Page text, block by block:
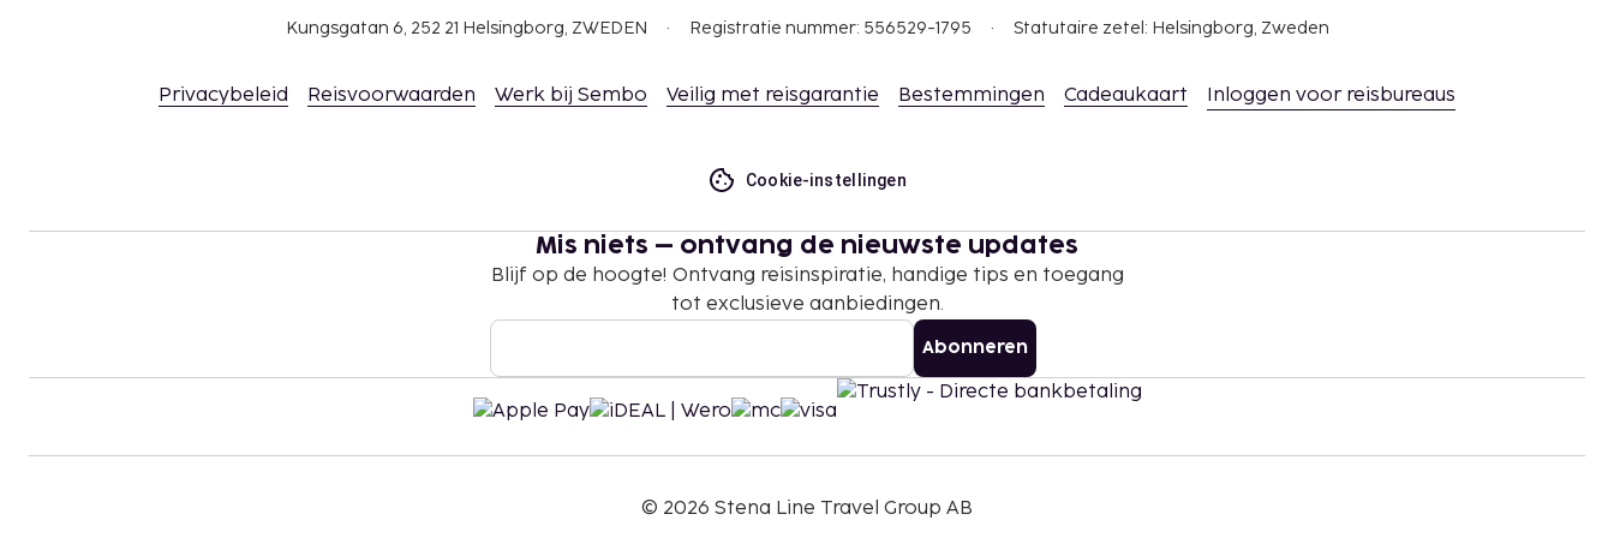
Kungsgatan 6, 252 21 Helsingborg, ZWEDEN Registratie nummer: 556529-1795 Statutaire zetel: Helsingborg, Zweden
Privacybeleid Reisvoorwaarden Werk bij Sembo Veilig met reisgarantie Bestemmingen Cadeaukaart Inloggen voor reisbureaus
Cookie-instellingen
Mis niets – ontvang de nieuwste updates
Blijf op de hoogte! Ontvang reisinspiratie, handige tips en toegang
tot exclusieve aanbiedingen.
Abonneren
© 2026 Stena Line Travel Group AB